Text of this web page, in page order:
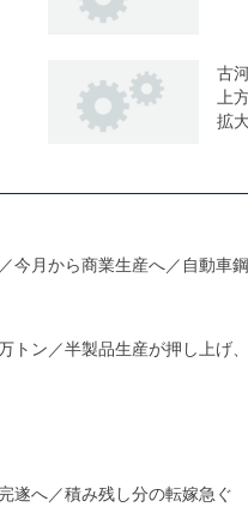
古
上
拡
月から商業生産へ／自動車
ン／半製品生産が押し上げ
遂へ／積み残し分の転嫁急ぐ